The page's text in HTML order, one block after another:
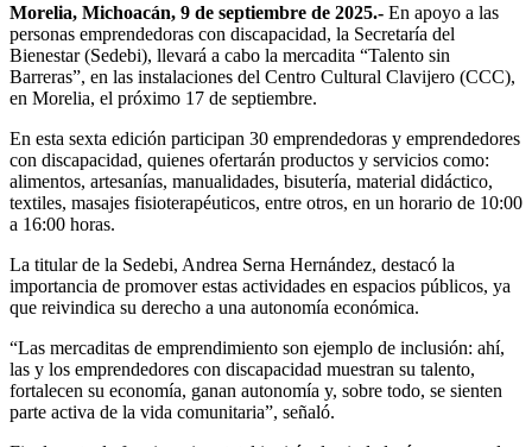
Morelia, Michoacán, 9 de septiembre de 2025.- En apoyo a las
personas emprendedoras con discapacidad, la Secretaría del
Bienestar (Sedebi), llevará a cabo la mercadita “Talento sin
Barreras”, en las instalaciones del Centro Cultural Clavijero (CCC),
en Morelia, el próximo 17 de septiembre.
En esta sexta edición participan 30 emprendedoras y emprendedores
con discapacidad, quienes ofertarán productos y servicios como:
alimentos, artesanías, manualidades, bisutería, material didáctico,
textiles, masajes fisioterapéuticos, entre otros, en un horario de 10:00
a 16:00 horas.
La titular de la Sedebi, Andrea Serna Hernández, destacó la
importancia de promover estas actividades en espacios públicos, ya
que reivindica su derecho a una autonomía económica.
“Las mercaditas de emprendimiento son ejemplo de inclusión: ahí,
las y los emprendedores con discapacidad muestran su talento,
fortalecen su economía, ganan autonomía y, sobre todo, se sienten
parte activa de la vida comunitaria”, señaló.